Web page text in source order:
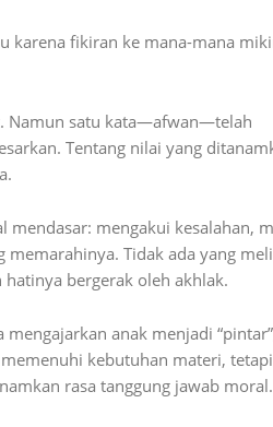
karena fikiran ke mana-mana
Namun satu kata—afwan—telah
Tentang nilai yang
mendasar: mengakui kesalahan,
memarahinya. Tidak ada yang
bergerak oleh akhlak.
anak menjadi
kebutuhan materi, tetapi
rasa tanggung jawab moral.